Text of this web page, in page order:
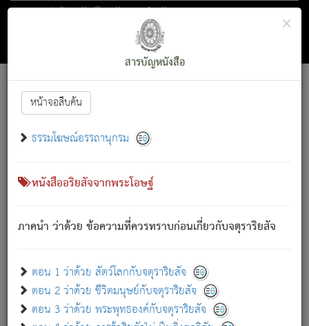
ตอน 1 ว่าด้วย สัตว์โลกกับจตุราริยสัจ
สารบัญ×
สารบัญหนังสือ
หน้าจอสืบค้น
ธรรมโฆษณ์อรรถานุกรม
หนังสืออริยสัจจากพระโอษฐ์
ภาคนำ ว่าด้วย ข้อความที่ควรทราบก่อนเกี่ยวกับจตุราริยสัจ
ตอน 1 ว่าด้วย สัตว์โลกกับจตุราริยสัจ
ตอน 2 ว่าด้วย ชีวิตมนุษย์กับจตุราริยสัจ
ตอน 3 ว่าด้วย พระพุทธองค์กับจตุราริยสัจ
Font :15 ]||
สัตว์โลกนี้ เกิดความเดือดร้อนแล้ว มีผัสสะบังหน้า
เขาสำคัญสิ่งใด โดยความเป็นประการใด แต่สิ่งนั้นย่อมเป็น
(ตามที่เป็นจริง) โดยประการอื่นจากที่เขาสำคัญนั้น
สัตว์โลกติดข้องอยู่ในภพ ถูกภพบังหน้าแล้ว มีภพโดยความ
เป็นอย่างอื่น (จากที่มันเป็นอยู่จริง) จึงได้เพลิดเพลินยิ่งนักในภพ
เขาเพลิดเพลินยิ่งนักในสิ่งใด สิ่งนั้นเป็นภัย (ที่เขาไม่รู้จัก)
เขากลัวต่อสิ่งใดสิ่งนั้นเป็นทุกข์
พรหมจรรย์นี้ อันบุคคลย่อมประพฤติ ก็เพื่อการละขาดซึ่ง
ภพ.